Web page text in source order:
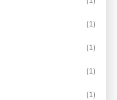
(1)
(1)
(1)
(1)